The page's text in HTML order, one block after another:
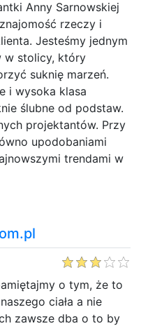
Anny Sarnowskiej
rzeczy i
Jesteśmy jednym
w stolicy, który
suknię marzeń.
i wysoka klasa
ślubne od podstaw.
projektantów. Przy
upodobaniami
trendami w
o tym, że to
ciała a nie
zawsze dba o to by